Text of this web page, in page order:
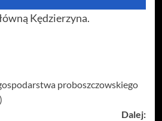
Kędzierzyna.
proboszczowskiego
Dalej: